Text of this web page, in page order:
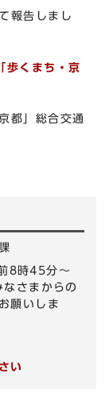
報告しまし
歩くまち・京
都」総合交通
8時45分～
さまからの
願いしま
い